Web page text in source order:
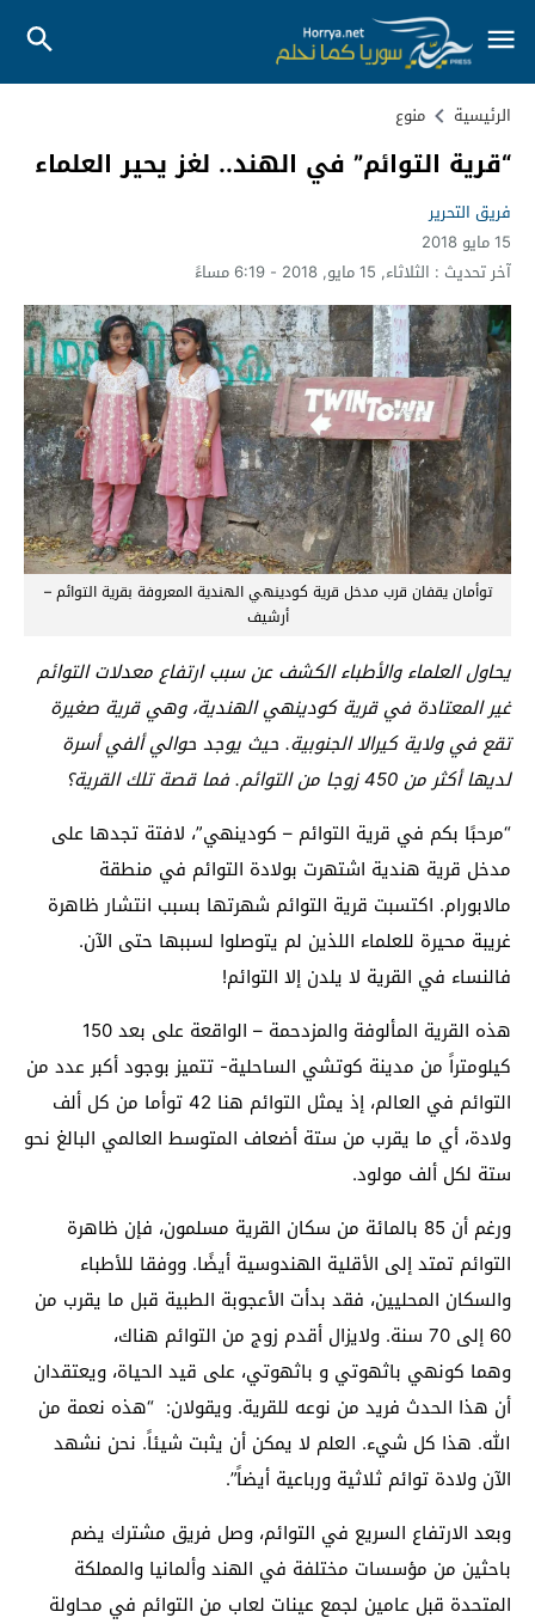
الرئيسية منوع
“قرية التوائم” في الهند.. لغز يحير العلماء
فريق التحرير
15 مايو 2018
آخر تحديث : الثلاثاء, 15 مايو, 2018 - 6:19 مساءً
توأمان يقفان قرب مدخل قرية كودينهي الهندية المعروفة بقرية التوائم –
أرشيف
يحاول العلماء والأطباء الكشف عن سبب ارتفاع معدلات التوائم
غير المعتادة في قرية كودينهي الهندية، وهي قرية صغيرة
تقع في ولاية كيرالا الجنوبية. حيث يوجد حوالي ألفي أسرة
لديها أكثر من 450 زوجا من التوائم. فما قصة تلك القرية؟
“مرحبًا بكم في قرية التوائم – كودينهي”، لافتة تجدها على
مدخل قرية هندية اشتهرت بولادة التوائم في منطقة
مالابورام. اكتسبت قرية التوائم شهرتها بسبب انتشار ظاهرة
غريبة محيرة للعلماء اللذين لم يتوصلوا لسببها حتى الآن.
فالنساء في القرية لا يلدن إلا التوائم!
هذه القرية المألوفة والمزدحمة – الواقعة على بعد 150
كيلومتراً من مدينة كوتشي الساحلية- تتميز بوجود أكبر عدد من
التوائم في العالم، إذ يمثل التوائم هنا 42 توأما من كل ألف
ولادة، أي ما يقرب من ستة أضعاف المتوسط العالمي البالغ نحو
ستة لكل ألف مولود.
ورغم أن 85 بالمائة من سكان القرية مسلمون، فإن ظاهرة
التوائم تمتد إلى الأقلية الهندوسية أيضًا. ووفقا للأطباء
والسكان المحليين، فقد بدأت الأعجوبة الطبية قبل ما يقرب من
60 إلى 70 سنة. ولايزال أقدم زوج من التوائم هناك،
وهما كونهي باثهوتي و باثهوتي، على قيد الحياة، ويعتقدان
أن هذا الحدث فريد من نوعه للقرية. ويقولان: “هذه نعمة من
الله. هذا كل شيء. العلم لا يمكن أن يثبت شيئاً. نحن نشهد
الآن ولادة توائم ثلاثية ورباعية أيضاً”.
وبعد الارتفاع السريع في التوائم، وصل فريق مشترك يضم
باحثين من مؤسسات مختلفة في الهند وألمانيا والمملكة
المتحدة قبل عامين لجمع عينات لعاب من التوائم في محاولة